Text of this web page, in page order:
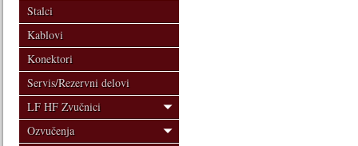
Stalci
Kablovi
Konektori
Servis/Rezervni delovi
LF HF Zvučnici
Ozvučenja